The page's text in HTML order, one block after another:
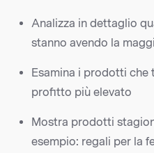
Analizza in dettaglio
stanno avendo la
Esamina i prodotti che
profitto più elevato
Mostra prodotti
esempio: regali per la